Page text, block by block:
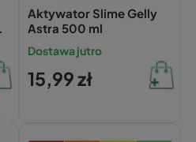
Aktywator Slime Gelly
Astra 500 ml
Dostawa jutro
15,99 zł